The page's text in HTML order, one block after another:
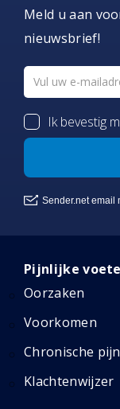
Meld u aan
nieuwsbrief!
Pijnlijke
Oorzaken
Voorkomen
Chronische pijn
Klachtenwijzer